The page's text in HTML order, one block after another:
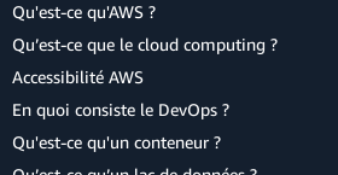
Qu'est-ce qu'AWS ?
Qu’est-ce que le cloud computing ?
Accessibilité AWS
En quoi consiste le DevOps ?
Qu'est-ce qu'un conteneur ?